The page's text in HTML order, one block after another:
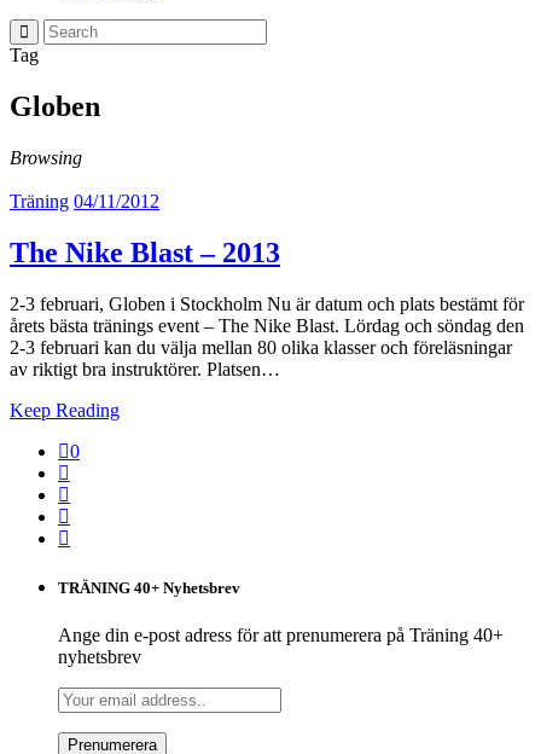
Tag
Globen
Browsing
Träning 04/11/2012
The Nike Blast – 2013
2-3 februari, Globen i Stockholm Nu är datum och plats bestämt för
årets bästa tränings event – The Nike Blast. Lördag och söndag den
2-3 februari kan du välja mellan 80 olika klasser och föreläsningar
av riktigt bra instruktörer. Platsen…
Keep Reading
0
TRÄNING 40+ Nyhetsbrev
Ange din e-post adress för att prenumerera på Träning 40+
nyhetsbrev